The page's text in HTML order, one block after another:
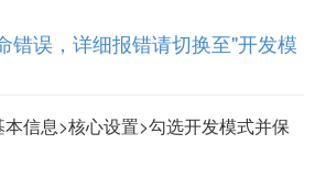
错误，详细报错请切换至"开发模
信息>核心设置>勾选开发模式并保